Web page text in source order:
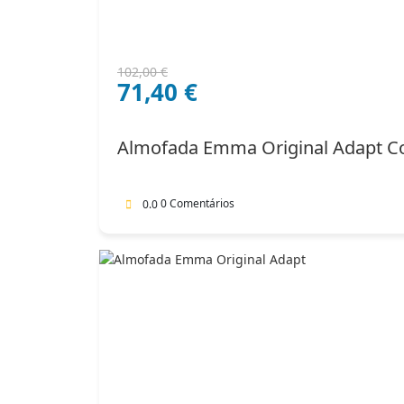
102,00€
O
preço
102,00 €.
71,40 €
O
preço
71,40 €.
Almofada Emma Original Adapt
0.00 Comentários